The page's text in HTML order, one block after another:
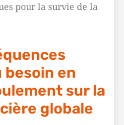
pour la survie de la
en
sur la
globale